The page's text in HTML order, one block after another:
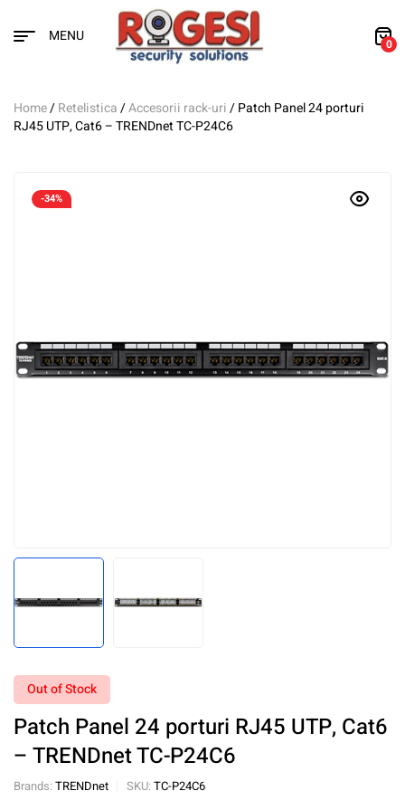
MENU 0
Home/Retelistica/Accesorii rack-uri/ Patch Panel 24 porturi
RJ45 UTP, Cat6 – TRENDnet TC-P24C6
-34%
Out of Stock
Patch Panel 24 porturi RJ45 UTP, Cat6
– TRENDnet TC-P24C6
Brands: TRENDnet SKU: TC-P24C6